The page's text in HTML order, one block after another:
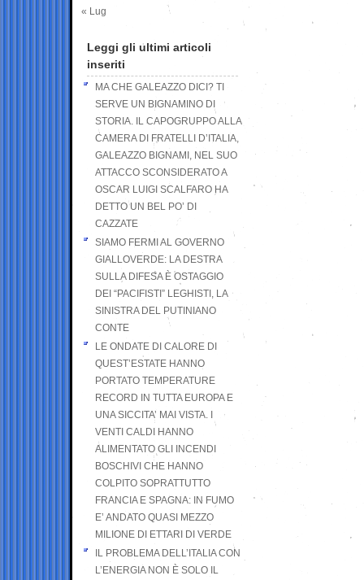
« Lug
Leggi gli ultimi articoli
inseriti
MA CHE GALEAZZO DICI? TI
SERVE UN BIGNAMINO DI
STORIA. IL CAPOGRUPPO ALLA
CAMERA DI FRATELLI D’ITALIA,
GALEAZZO BIGNAMI, NEL SUO
ATTACCO SCONSIDERATO A
OSCAR LUIGI SCALFARO HA
DETTO UN BEL PO’ DI
CAZZATE
SIAMO FERMI AL GOVERNO
GIALLOVERDE: LA DESTRA
SULLA DIFESA È OSTAGGIO
DEI “PACIFISTI” LEGHISTI, LA
SINISTRA DEL PUTINIANO
CONTE
LE ONDATE DI CALORE DI
QUEST’ESTATE HANNO
PORTATO TEMPERATURE
RECORD IN TUTTA EUROPA E
UNA SICCITA’ MAI VISTA. I
VENTI CALDI HANNO
ALIMENTATO GLI INCENDI
BOSCHIVI CHE HANNO
COLPITO SOPRATTUTTO
FRANCIA E SPAGNA: IN FUMO
E’ ANDATO QUASI MEZZO
MILIONE DI ETTARI DI VERDE
IL PROBLEMA DELL’ITALIA CON
L’ENERGIA NON È SOLO IL